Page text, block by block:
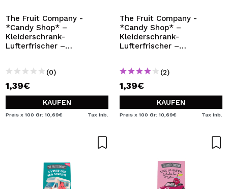
The Fruit Company -
*Candy Shop* –
Kleiderschrank-
Lufterfrischer –
(0)
1,39€
KAUFEN
Preis x 100 Gr: 10,69€ Tax Inb.
The Fruit Company -
*Candy Shop* –
Kleiderschrank-
Lufterfrischer –
(2)
1,39€
KAUFEN
Preis x 100 Gr: 10,69€ Tax Inb.